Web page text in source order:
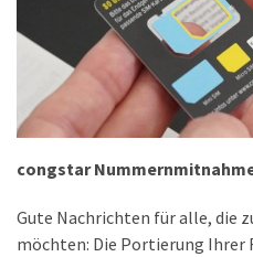
liegen
Unterschiede
was
besser
congstar
Gute Nachrichten für alle, die
möchten: Die Portierung